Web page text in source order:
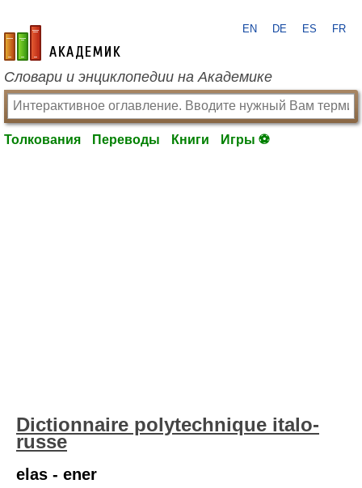
academic.ru
EN DE ES FR
Словари и энциклопедии на Академике
Толкования Переводы Книги Игры ⚽
Dictionnaire polytechnique italo-
russe
elas - ener